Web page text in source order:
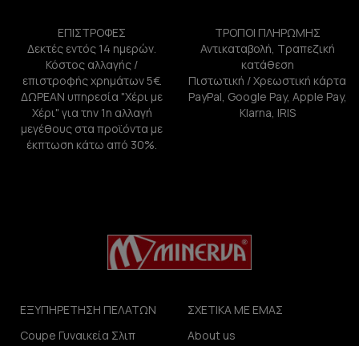
ΕΠΙΣΤΡΟΦΕΣ
Δεκτές εντός 14 ημερών.
Κόστος αλλαγής /
επιστροφής χρημάτων 5€.
ΔΩΡΕΑΝ υπηρεσία "Χέρι με
Χέρι" για την 1η αλλαγή
μεγέθους στα προϊόντα με
έκπτωση κάτω από 30%.
ΤΡΟΠΟΙ ΠΛΗΡΩΜΗΣ
Αντικαταβολή, Τραπεζική
κατάθεση
Πιστωτική / Χρεωστική κάρτα
PayPal, Google Pay, Apple Pay,
Klarna, IRIS
ΕΞΥΠΗΡΕΤΗΣΗ ΠΕΛΑΤΩΝ
Coupe Γυναικεία Σλιπ
ΣΧΕΤΙΚΑ ΜΕ ΕΜΑΣ
About us